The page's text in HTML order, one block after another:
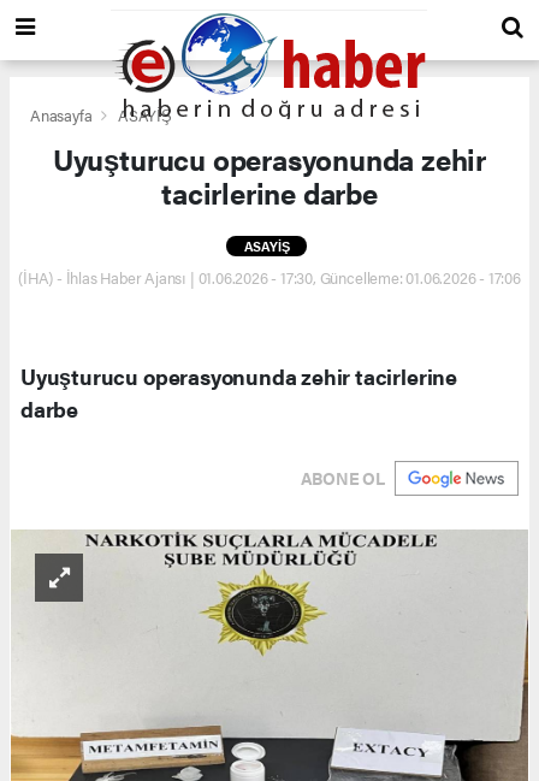
Anasayfa ASAYİŞ
Uyuşturucu operasyonunda zehir
tacirlerine darbe
ASAYİŞ
(İHA) - İhlas Haber Ajansı | 01.06.2026 - 17:30, Güncelleme: 01.06.2026 - 17:06
Uyuşturucu operasyonunda zehir tacirlerine
darbe
ABONE OL